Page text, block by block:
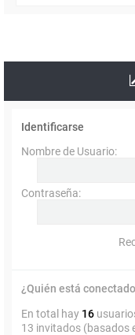
Identificarse
Nombre de Usuario:
Contraseña:
¿Quién está
En total hay 16
13 invitados (basados